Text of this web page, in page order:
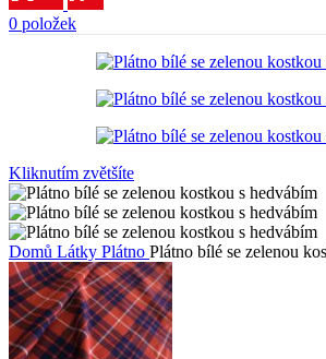
0 položek
Kliknutím zvětšíte
Domů Látky Plátno Plátno bílé se zelenou